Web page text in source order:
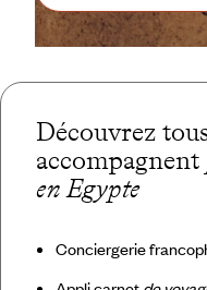
Découvrez
accompagnent
en Egypte
Conciergerie